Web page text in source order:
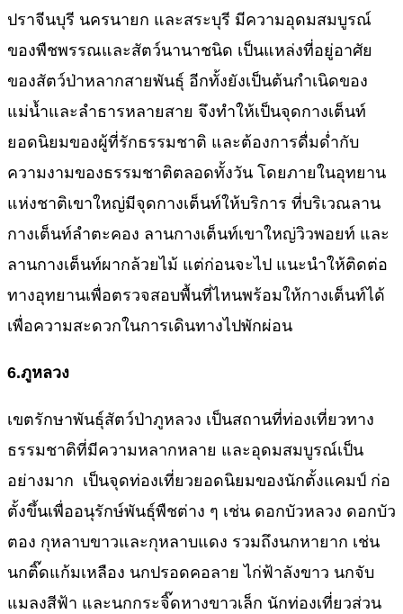
ปราจีนบุรี นครนายก และสระบุรี มีความอุดมสมบูรณ์
ของพืชพรรณและสัตว์นานาชนิด เป็นแหล่งที่อยู่อาศัย
ของสัตว์ป่าหลากสายพันธุ์ อีกทั้งยังเป็นต้นกำเนิดของ
แม่น้ำและลำธารหลายสาย จึงทำให้เป็นจุดกางเต็นท์
ยอดนิยมของผู้ที่รักธรรมชาติ และต้องการดื่มด่ำกับ
ความงามของธรรมชาติตลอดทั้งวัน โดยภายในอุทยาน
แห่งชาติเขาใหญ่มีจุดกางเต็นท์ให้บริการ ที่บริเวณลาน
กางเต็นท์ลำตะคอง ลานกางเต็นท์เขาใหญ่วิวพอยท์ และ
ลานกางเต็นท์ผากล้วยไม้ แต่ก่อนจะไป แนะนำให้ติดต่อ
ทางอุทยานเพื่อตรวจสอบพื้นที่ไหนพร้อมให้กางเต็นท์ได้
เพื่อความสะดวกในการเดินทางไปพักผ่อน
6.ภูหลวง
เขตรักษาพันธุ์สัตว์ป่าภูหลวง เป็นสถานที่ท่องเที่ยวทาง
ธรรมชาติที่มีความหลากหลาย และอุดมสมบูรณ์เป็น
อย่างมาก เป็นจุดท่องเที่ยวยอดนิยมของนักตั้งแคมป์ ก่อ
ตั้งขึ้นเพื่ออนุรักษ์พันธุ์พืชต่าง ๆ เช่น ดอกบัวหลวง ดอกบัว
ตอง กุหลาบขาวและกุหลาบแดง รวมถึงนกหายาก เช่น
นกติ๊ดแก้มเหลือง นกปรอดคอลาย ไก่ฟ้าลังขาว นกจับ
แมลงสีฟ้า และนกกระจิ๊ดหางขาวเล็ก นักท่องเที่ยวส่วน